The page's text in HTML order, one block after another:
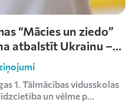
“Mācies un ziedo”
atbalstīt Ukrainu –
1. Tālmācības vidusskolas
un vēlme p...